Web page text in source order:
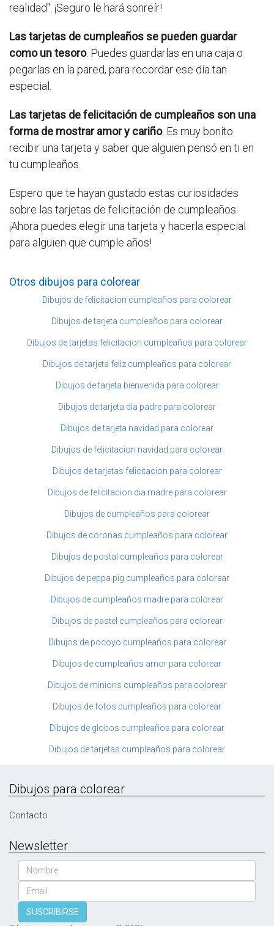
realidad". ¡Seguro le hará sonreír!
Las tarjetas de cumpleaños se pueden guardar
como un tesoro. Puedes guardarlas en una caja o
pegarlas en la pared, para recordar ese día tan
especial.
Las tarjetas de felicitación de cumpleaños son una
forma de mostrar amor y cariño. Es muy bonito
recibir una tarjeta y saber que alguien pensó en ti en
tu cumpleaños.
Espero que te hayan gustado estas curiosidades
sobre las tarjetas de felicitación de cumpleaños.
¡Ahora puedes elegir una tarjeta y hacerla especial
para alguien que cumple años!
Otros dibujos para colorear
Dibujos de felicitacion cumpleaños para colorear
Dibujos de tarjeta cumpleaños para colorear
Dibujos de tarjetas felicitacion cumpleaños para colorear
Dibujos de tarjeta feliz cumpleaños para colorear
Dibujos de tarjeta bienvenida para colorear
Dibujos de tarjeta dia padre para colorear
Dibujos de tarjeta navidad para colorear
Dibujos de felicitacion navidad para colorear
Dibujos de tarjetas felicitacion para colorear
Dibujos de felicitacion dia madre para colorear
Dibujos de cumpleaños para colorear
Dibujos de coronas cumpleaños para colorear
Dibujos de postal cumpleaños para colorear
Dibujos de peppa pig cumpleaños para colorear
Dibujos de cumpleaños madre para colorear
Dibujos de pastel cumpleaños para colorear
Dibujos de pocoyo cumpleaños para colorear
Dibujos de cumpleaños amor para colorear
Dibujos de minions cumpleaños para colorear
Dibujos de fotos cumpleaños para colorear
Dibujos de globos cumpleaños para colorear
Dibujos de tarjetas cumpleaños para colorear
Dibujos para colorear
Contacto
Newsletter
Nombre
Email
SUSCRIBIRSE